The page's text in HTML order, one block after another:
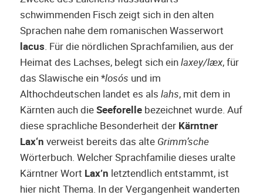
schwimmenden Fisch zeigt sich in den alten
Sprachen nahe dem romanischen Wasserwort
lacus. Für die nördlichen Sprachfamilien, aus der
Heimat des Lachses, belegt sich einlaxey/læx, für
das Slawische ein *losós und im
Althochdeutschen landet es alslahs, mit dem in
Kärnten auch dieSeeforelle bezeichnet wurde. Auf
diese sprachliche Besonderheit der Kärntner
Lax‘n verweist bereits das alte Grimm’sche
Wörterbuch. Welcher Sprachfamilie dieses uralte
Kärntner Wort Lax’n letztendlich entstammt, ist
hier nicht Thema. In der Vergangenheit wanderten